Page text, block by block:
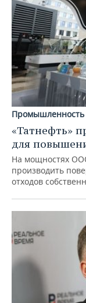
Промышленность
«Татнефть»
для
На мощностях
производить
отходов